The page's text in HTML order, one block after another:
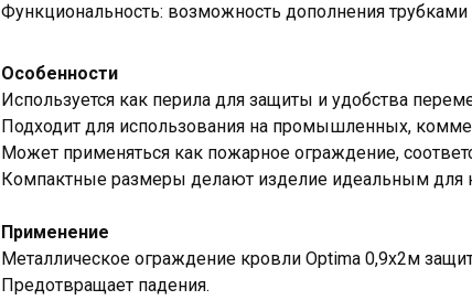
Функциональность: возможность дополнения
Особенности
Используется как перила для защиты и удобства
Подходит для использования на промышленных,
Может применяться как пожарное ограждение,
Компактные размеры делают изделие идеальным для
Применение
Металлическое ограждение кровли Optima 0,9х2м
Предотвращает падения.